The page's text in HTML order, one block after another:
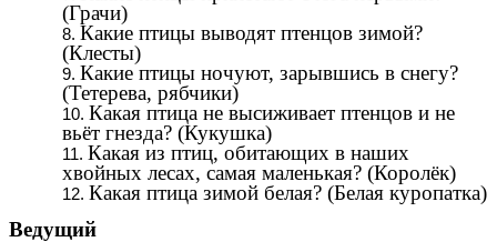
(Грачи)
Какие птицы выводят птенцов зимой?
(Клесты)
Какие птицы ночуют, зарывшись в снегу?
(Тетерева, рябчики)
Какая птица не высиживает птенцов и не
вьёт гнезда? (Кукушка)
Какая из птиц, обитающих в наших
хвойных лесах, самая маленькая? (Королёк)
Какая птица зимой белая? (Белая куропатка)
Ведущий